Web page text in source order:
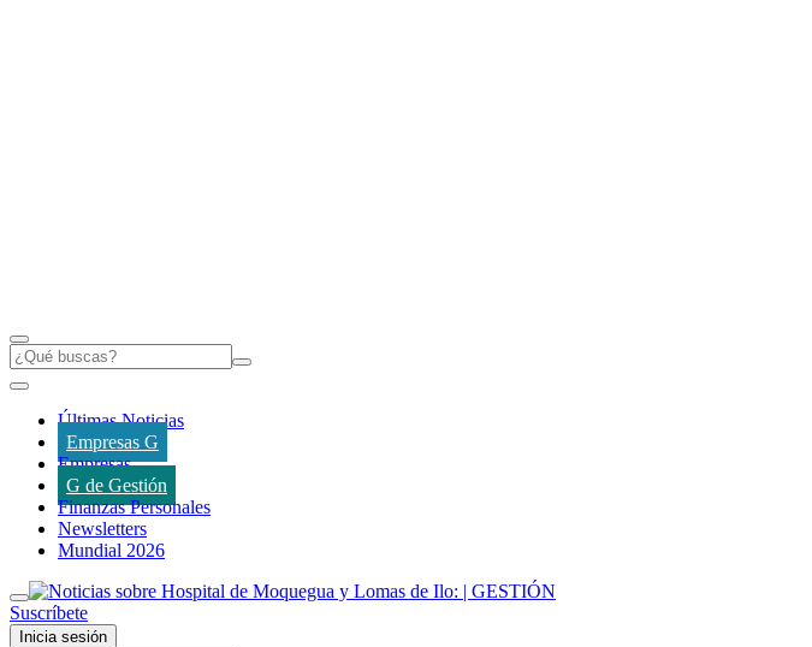
Últimas Noticias
Empresas G
Empresas
G de Gestión
Finanzas Personales
Newsletters
Mundial 2026
Suscríbete
Inicia sesión